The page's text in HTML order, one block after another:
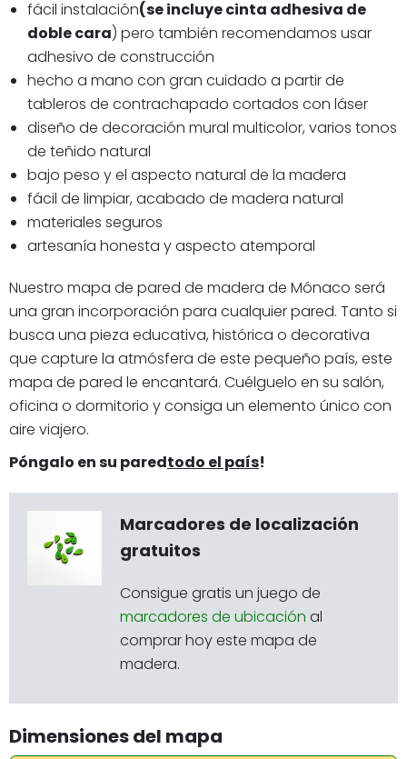
fácil instalación(se incluye cinta adhesiva de
doble cara) pero también recomendamos usar
adhesivo de construcción
hecho a mano con gran cuidado a partir de
tableros de contrachapado cortados con láser
diseño de decoración mural multicolor, varios tonos
de teñido natural
bajo peso y el aspecto natural de la madera
fácil de limpiar, acabado de madera natural
materiales seguros
artesanía honesta y aspecto atemporal
Nuestro mapa de pared de madera de Mónaco será
una gran incorporación para cualquier pared. Tanto si
busca una pieza educativa, histórica o decorativa
que capture la atmósfera de este pequeño país, este
mapa de pared le encantará. Cuélguelo en su salón,
oficina o dormitorio y consiga un elemento único con
aire viajero.
Póngalo en su paredtodo el país!
Marcadores de localización
gratuitos
Consigue gratis un juego de
marcadores de ubicación al
comprar hoy este mapa de
madera.
Dimensiones del mapa